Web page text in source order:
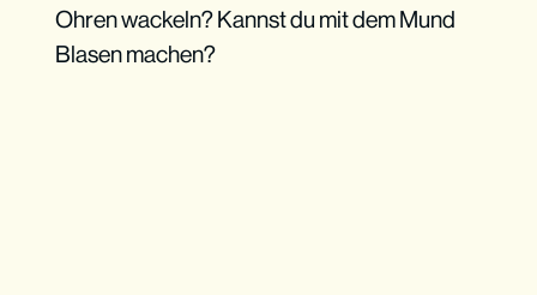
Ohren wackeln? Kannst du mit dem Mund
Blasen machen?